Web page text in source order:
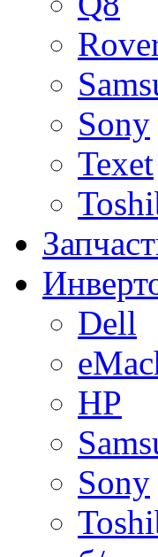
Sony
Texet
Dell
HP
Sony